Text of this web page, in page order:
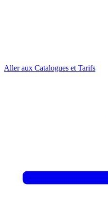
Aller aux Catalogues et Tarifs